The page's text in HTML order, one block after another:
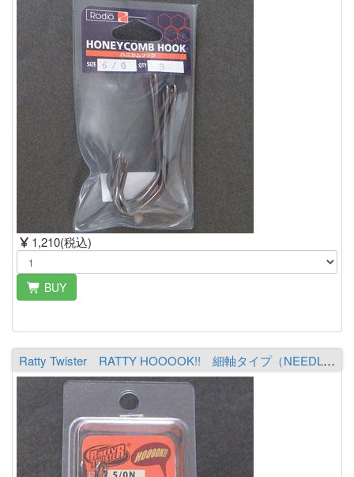
1,210(税込)
BUY
Ratty Twister RATTY HOOOOK!! 細軸タイプ（NEEDLE） 5/0N